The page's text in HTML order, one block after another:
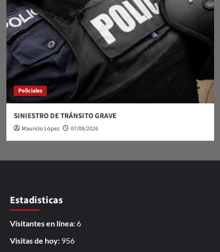
Policiales
SINIESTRO DE TRÁNSITO GRAVE
Mauricio López 07/08/2026
Estadisticas
Visitantes en línea:6
Visitas de hoy: 956